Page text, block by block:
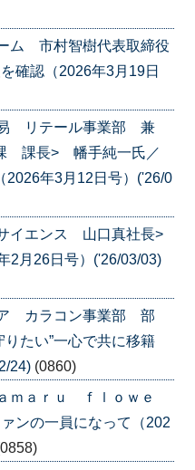
ム 市村智樹代表取締役
確認（2026年3月19日
易 リテール事業部 兼
課長> 幡手純一氏／
2026年3月12日号）('26/0
イエンス 山口真社長>
2月26日号）('26/03/03)
ア カラコン事業部 部
たい”一心で共に移籍
24) (0860)
ｍａｒｕ ｆｌｏｗｅ
ンの一員になって（202